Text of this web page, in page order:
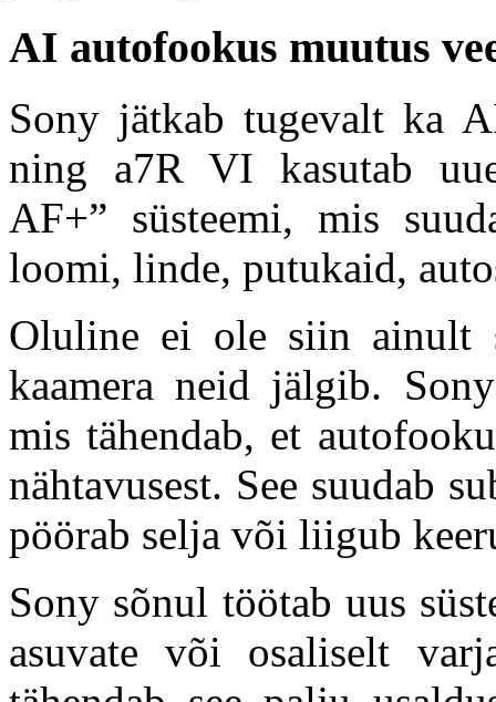
AI autofookus muutus
Sony jätkab tugevalt ka
ning a7R VI kasutab
AF+” süsteemi, mis
loomi, linde, putukaid,
Oluline ei ole siin ainult
kaamera neid jälgib.
mis tähendab, et
nähtavusest. See suudab
pöörab selja või liigub
Sony sõnul töötab uus
asuvate või osaliselt